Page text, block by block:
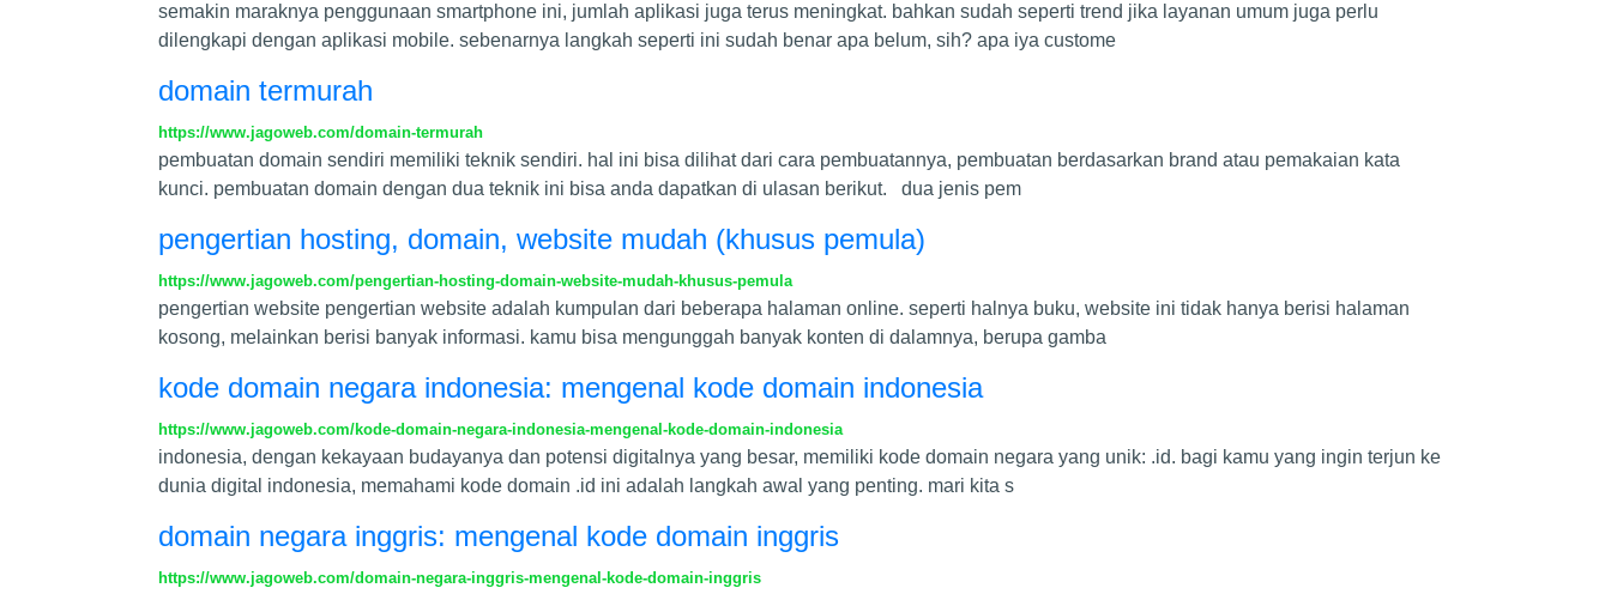
semakin maraknya penggunaan smartphone ini, jumlah aplikasi juga terus meningkat. bahkan sudah seperti trend jika layanan umum juga perlu
dilengkapi dengan aplikasi mobile. sebenarnya langkah seperti ini sudah benar apa belum, sih? apa iya custome
domain termurah
https://www.jagoweb.com/domain-termurah
pembuatan domain sendiri memiliki teknik sendiri. hal ini bisa dilihat dari cara pembuatannya, pembuatan berdasarkan brand atau pemakaian kata
kunci. pembuatan domain dengan dua teknik ini bisa anda dapatkan di ulasan berikut. dua jenis pem
pengertian hosting, domain, website mudah (khusus pemula)
https://www.jagoweb.com/pengertian-hosting-domain-website-mudah-khusus-pemula
pengertian website pengertian website adalah kumpulan dari beberapa halaman online. seperti halnya buku, website ini tidak hanya berisi halaman
kosong, melainkan berisi banyak informasi. kamu bisa mengunggah banyak konten di dalamnya, berupa gamba
kode domain negara indonesia: mengenal kode domain indonesia
https://www.jagoweb.com/kode-domain-negara-indonesia-mengenal-kode-domain-indonesia
indonesia, dengan kekayaan budayanya dan potensi digitalnya yang besar, memiliki kode domain negara yang unik: .id. bagi kamu yang ingin terjun ke
dunia digital indonesia, memahami kode domain .id ini adalah langkah awal yang penting. mari kita s
domain negara inggris: mengenal kode domain inggris
https://www.jagoweb.com/domain-negara-inggris-mengenal-kode-domain-inggris